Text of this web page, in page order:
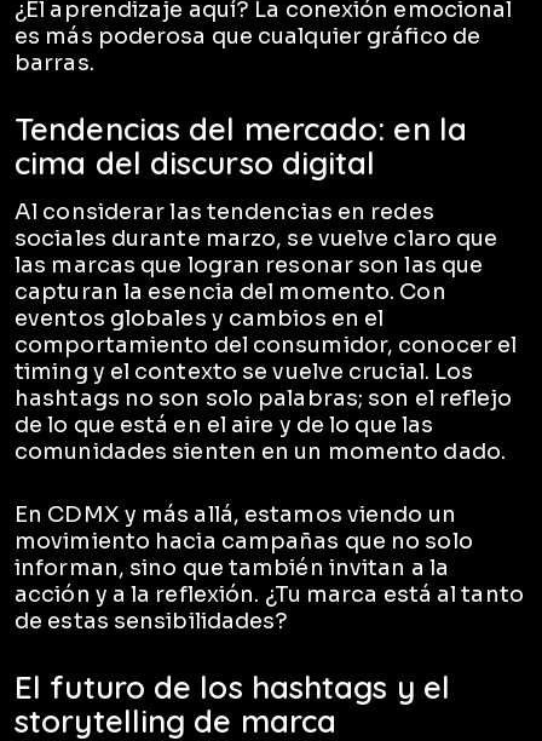
¿El aprendizaje aquí? La conexión emocional
es más poderosa que cualquier gráfico de
barras.
Tendencias del mercado: en la
cima del discurso digital
Al considerar las tendencias en redes
sociales durante marzo, se vuelve claro que
las marcas que logran resonar son las que
capturan la esencia del momento. Con
eventos globales y cambios en el
comportamiento del consumidor, conocer el
timing y el contexto se vuelve crucial. Los
hashtags no son solo palabras; son el reflejo
de lo que está en el aire y de lo que las
comunidades sienten en un momento dado.
En CDMX y más allá, estamos viendo un
movimiento hacia campañas que no solo
informan, sino que también invitan a la
acción y a la reflexión. ¿Tu marca está al tanto
de estas sensibilidades?
El futuro de los hashtags y el
storytelling de marca